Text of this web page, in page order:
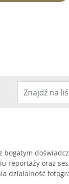
bogatym
reportaży oraz
działalność